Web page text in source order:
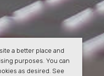
FÅRFULL
a better place and
purposes. You can
as desired. See